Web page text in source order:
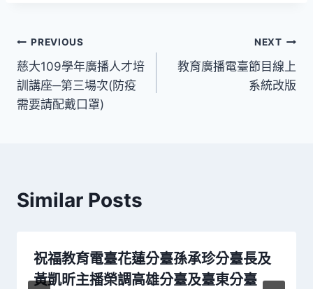
文
章
導
PREVIOUS
慈大109學年廣播人才培
訓講座─第三場次(防疫
需要請配戴口罩)
NEXT
教育廣播電臺節目線上
系統改版
Similar Posts
祝福教育電臺花蓮分臺孫承珍分臺長及
黃凱昕主播榮調高雄分臺及臺東分臺